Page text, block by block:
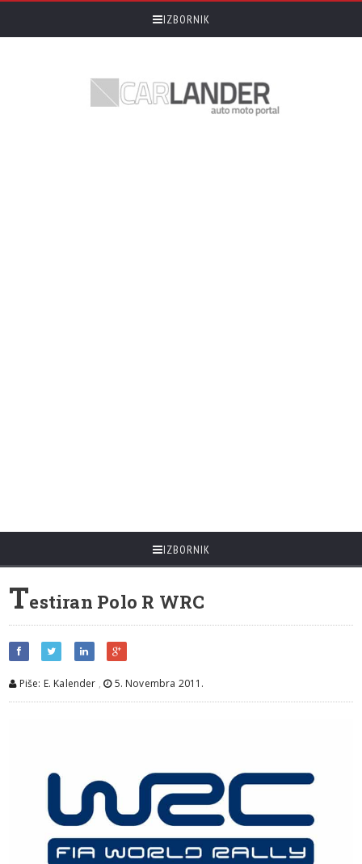
IZBORNIK
IZBORNIK
Testiran Polo R WRC
Piše: E. Kalender , 5. Novembra 2011.